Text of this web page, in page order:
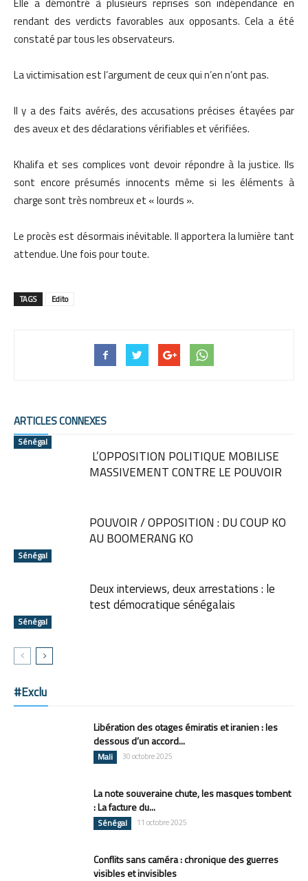
rendant des verdicts favorables aux opposants. Cela a été
constaté par tous les observateurs.
La victimisation est l’argument de ceux qui n’en n’ont pas.
Il y a des faits avérés, des accusations précises étayées par
des aveux et des déclarations vérifiables et vérifiées.
Khalifa et ses complices vont devoir répondre à la justice. Ils
sont encore présumés innocents même si les éléments à
charge sont très nombreux et « lourds ».
Le procès est désormais inévitable. Il apportera la lumière tant
attendue. Une fois pour toute.
TAGS Edito
ARTICLES CONNEXES
Sénégal
L’OPPOSITION POLITIQUE MOBILISE
MASSIVEMENT CONTRE LE POUVOIR
Sénégal
POUVOIR / OPPOSITION : DU COUP KO
AU BOOMERANG KO
Sénégal
Deux interviews, deux arrestations : le
test démocratique sénégalais
#Exclu
Libération des otages émiratis et iranien : les
dessous d’un accord...
Mali 30 octobre 2025
La note souveraine chute, les masques tombent
: La facture du...
Sénégal 11 octobre 2025
Conflits sans caméra : chronique des guerres
visibles et invisibles